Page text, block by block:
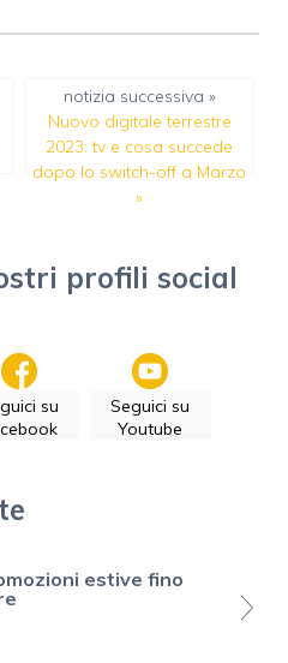
notizia successiva »
Nuovo digitale terrestre
2023: tv e cosa succede
dopo lo switch-off a Marzo
»
profili social
su
Seguici su
Youtube
estive fino